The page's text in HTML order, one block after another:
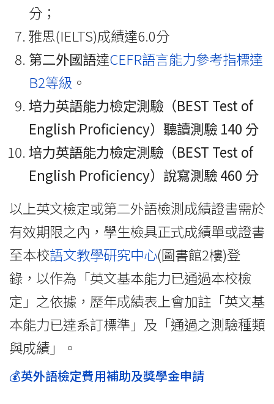
分；
雅思(IELTS)成績達6.0分
第二外國語達CEFR語言能力參考指標達
B2等級 。
培力英語能力檢定測驗（BEST Test of
English Proficiency）聽讀測驗 140 分
培力英語能力檢定測驗（BEST Test of
English Proficiency）說寫測驗 460 分
以上英文檢定或第二外語檢測成績證書需於
有效期限之內 ，學生檢具正式成績單或證書
至本校語文教學研究中心(圖書館2樓)登
錄，以作為「英文基本能力已通過本校檢
定」之依據，歷年成績表上會加註「英文基
本能力已達系訂標準」及「通過之測驗種類
與成績」。
💰英外語檢定費用補助及獎學金申請